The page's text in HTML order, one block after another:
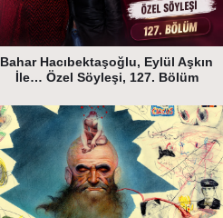
Bahar Hacıbektaşoğlu, Eylül Aşkın
İle… Özel Söyleşi, 127. Bölüm